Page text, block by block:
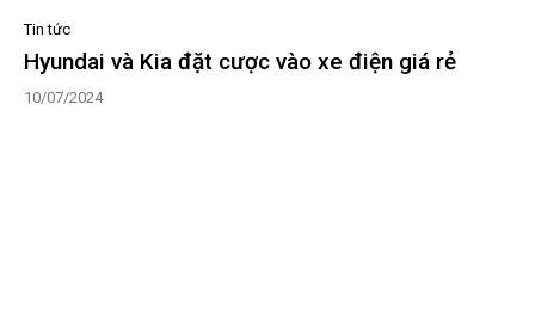
Tin tức
Hyundai và Kia đặt cược vào xe điện giá rẻ
10/07/2024